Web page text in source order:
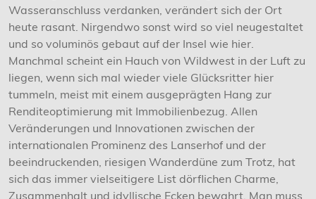
Wasseranschluss verdanken, verändert sich der Ort
heute rasant. Nirgendwo sonst wird so viel neugestaltet
und so voluminös gebaut auf der Insel wie hier.
Manchmal scheint ein Hauch von Wildwest in der Luft zu
liegen, wenn sich mal wieder viele Glücksritter hier
tummeln, meist mit einem ausgeprägten Hang zur
Renditeoptimierung mit Immobilienbezug. Allen
Veränderungen und Innovationen zwischen der
internationalen Prominenz des Lanserhof und der
beeindruckenden, riesigen Wanderdüne zum Trotz, hat
sich das immer vielseitigere List dörflichen Charme,
Zusammenhalt und idyllische Ecken bewahrt. Man muss